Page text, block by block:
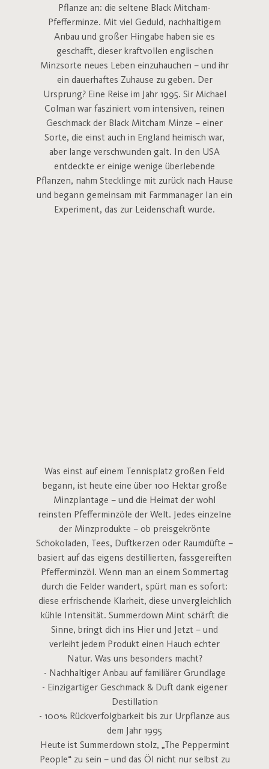
Pflanze an: die seltene Black Mitcham-
Pfefferminze. Mit viel Geduld, nachhaltigem
Anbau und großer Hingabe haben sie es
geschafft, dieser kraftvollen englischen
Minzsorte neues Leben einzuhauchen – und ihr
ein dauerhaftes Zuhause zu geben. Der
Ursprung? Eine Reise im Jahr 1995. Sir Michael
Colman war fasziniert vom intensiven, reinen
Geschmack der Black Mitcham Minze – einer
Sorte, die einst auch in England heimisch war,
aber lange verschwunden galt. In den USA
entdeckte er einige wenige überlebende
Pflanzen, nahm Stecklinge mit zurück nach Hause
und begann gemeinsam mit Farmmanager Ian ein
Experiment, das zur Leidenschaft wurde.
Was einst auf einem Tennisplatz großen Feld
begann, ist heute eine über 100 Hektar große
Minzplantage – und die Heimat der wohl
reinsten Pfefferminzöle der Welt. Jedes einzelne
der Minzprodukte – ob preisgekrönte
Schokoladen, Tees, Duftkerzen oder Raumdüfte –
basiert auf das eigens destillierten, fassgereiften
Pfefferminzöl. Wenn man an einem Sommertag
durch die Felder wandert, spürt man es sofort:
diese erfrischende Klarheit, diese unvergleichlich
kühle Intensität. Summerdown Mint schärft die
Sinne, bringt dich ins Hier und Jetzt – und
verleiht jedem Produkt einen Hauch echter
Natur. Was uns besonders macht?
- Nachhaltiger Anbau auf familiärer Grundlage
- Einzigartiger Geschmack & Duft dank eigener
Destillation
- 100% Rückverfolgbarkeit bis zur Urpflanze aus
dem Jahr 1995
Heute ist Summerdown stolz, „The Peppermint
People“ zu sein – und das Öl nicht nur selbst zu